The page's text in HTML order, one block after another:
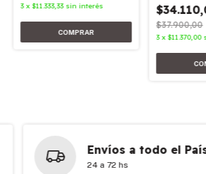
3 x $11.333,33 sin interés
$37.900,00
3 x$11.370,00
Envíos a todo el
24 a 72 hs